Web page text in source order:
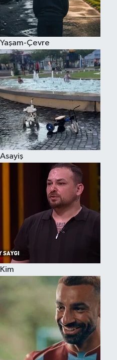
Yaşam-Çevre
Asayiş
Kim
Spor
Burç Yorumları
Çocuk
Eğitim
Hava Durumu
Kadın
Kim kimdir?
Kültür Sanat
Sağlık
Teknoloji
Televizyon
Yaşam-Çevre